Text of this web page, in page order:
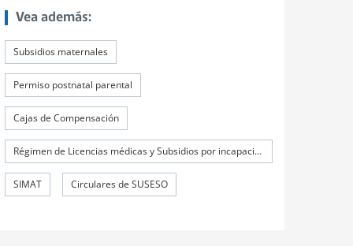
Vea además:
Subsidios maternales
Permiso postnatal parental
Cajas de Compensación
Régimen de Licencias médicas y Subsidios por incapacidad laboral (SIL)
SIMAT Circulares de SUSESO